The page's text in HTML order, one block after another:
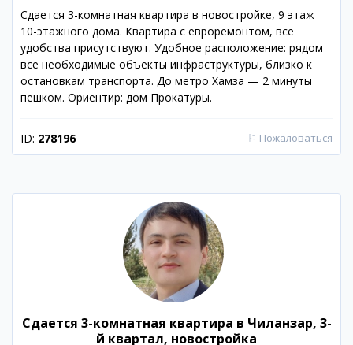
Сдается 3-комнатная квартира в новостройке, 9 этаж
10-этажного дома. Квартира с евроремонтом, все
удобства присутствуют. Удобное расположение: рядом
все необходимые объекты инфраструктуры, близко к
остановкам транспорта. До метро Хамза — 2 минуты
пешком. Ориентир: дом Прокатуры.
ID: 278196 ⚐ Пожаловаться
Сдается 3-комнатная квартира в Чиланзар, 3-
й квартал, новостройка